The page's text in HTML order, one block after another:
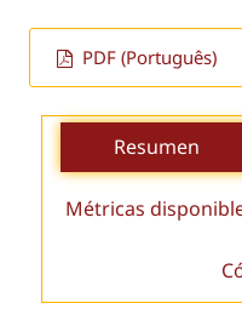
PDF (Português)
Resumen
Métricas